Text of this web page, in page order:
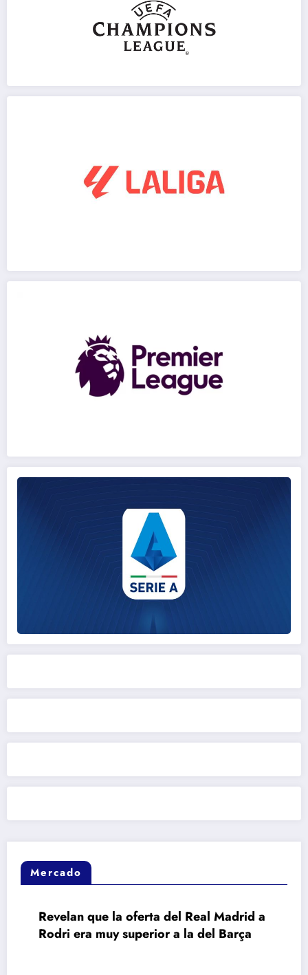
Mercado
Revelan que la oferta del Real Madrid a
Rodri era muy superior a la del Barça